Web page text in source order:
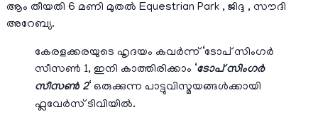
ആം തീയതി 6 മണി മുതല്‍ Equestrian Park , ജിദ്ദ , സൗദി
അറേബ്യ.
കേരളക്കരയുടെ ഹൃദയം കവർന്ന് ‘ടോപ് സിംഗർ
സീസൺ 1, ഇനി കാത്തിരിക്കാം ‘ടോപ് സിംഗർ
സീസൺ 2‘ ഒരുക്കുന്ന പാട്ടുവിസ്മയങ്ങൾക്കായി
ഫ്ലവേര്‍സ് ടിവിയില്‍.